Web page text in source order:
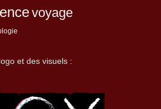
voyage
et des visuels :